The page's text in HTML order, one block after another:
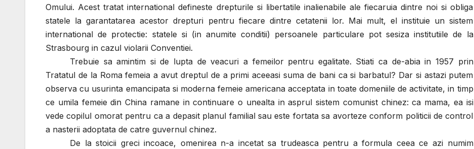
Omului. Acest tratat international defineste drepturile si libertatile inalienabile ale fiecaruia dintre noi si obliga
statele la garantatarea acestor drepturi pentru fiecare dintre cetatenii lor. Mai mult, el instituie un sistem
international de protectie: statele si (in anumite conditii) persoanele particulare pot sesiza institutiile de la
Strasbourg in cazul violarii Conventiei.
Trebuie sa amintim si de lupta de veacuri a femeilor pentru egalitate. Stiati ca de-abia in 1957 prin
Tratatul de la Roma femeia a avut dreptul de a primi aceeasi suma de bani ca si barbatul? Dar si astazi putem
observa cu usurinta emancipata si moderna femeie americana acceptata in toate domeniile de activitate, in timp
ce umila femeie din China ramane in continuare o unealta in asprul sistem comunist chinez: ca mama, ea isi
vede copilul omorat pentru ca a depasit planul familial sau este fortata sa avorteze conform politicii de control
a nasterii adoptata de catre guvernul chinez.
De la stoicii greci incoace, omenirea n-a incetat sa trudeasca pentru a formula ceea ce azi numim